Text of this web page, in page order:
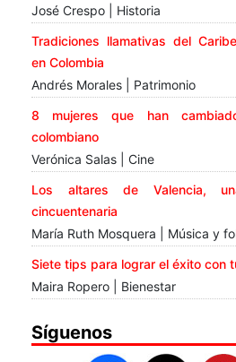
José Crespo | Historia
Tradiciones llamativas del
en Colombia
Andrés Morales | Patrimonio
8 mujeres que han
colombiano
Verónica Salas | Cine
Los altares de Valencia,
cincuentenaria
María Ruth Mosquera | Música y
Siete tips para lograr el éxito con
Maira Ropero | Bienestar
Síguenos